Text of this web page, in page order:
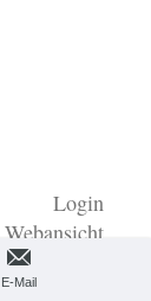
Login
Webansicht
E-Mail